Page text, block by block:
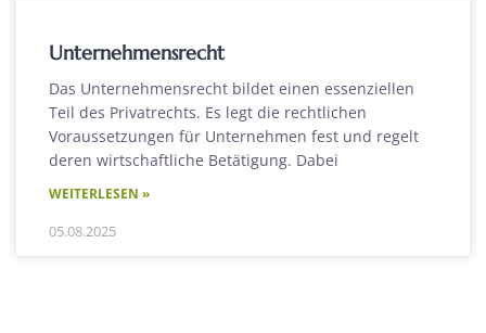
Unternehmensrecht
Das Unternehmensrecht bildet einen essenziellen
Teil des Privatrechts. Es legt die rechtlichen
Voraussetzungen für Unternehmen fest und regelt
deren wirtschaftliche Betätigung. Dabei
WEITERLESEN »
05.08.2025